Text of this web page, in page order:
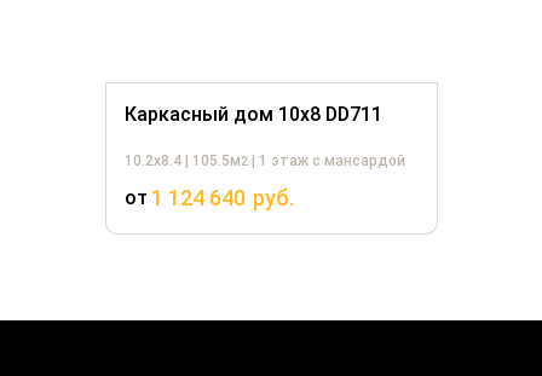
Каркасный дом 10х8 DD711
10.2х8.4 | 105.5м2| 1 этаж с мансардой
от 1 124 640 руб.